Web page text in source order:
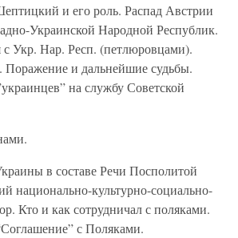
и его роль. Распад Австрии
Украинской Народной Республик.
Укр. Нар. Респ. (петлюровцами).
Поражение и дальнейшие судьбы.
на службу Советской
в составе Речи Посполитой
национально-культурно-социально-
Кто и как сотрудничал с поляками.
с Поляками.